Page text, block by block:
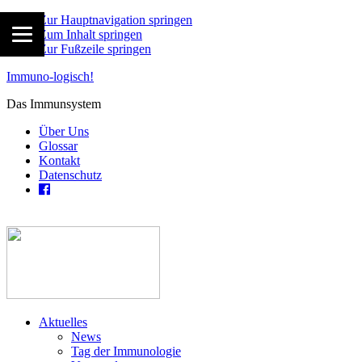
Zur Hauptnavigation springen
Zum Inhalt springen
Zur Fußzeile springen
Immuno-logisch!
Das Immunsystem
Über Uns
Glossar
Kontakt
Datenschutz
Aktuelles
News
Tag der Immunologie